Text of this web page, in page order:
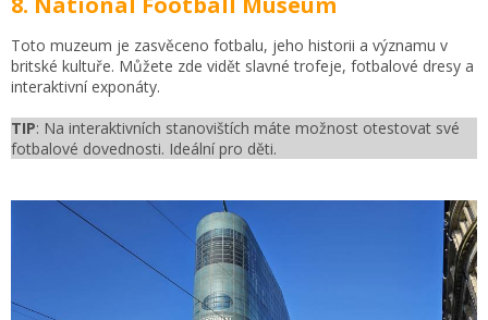
Toto muzeum je zasvěceno fotbalu, jeho historii a významu v
britské kultuře. Můžete zde vidět slavné trofeje, fotbalové dresy a
interaktivní exponáty.
TIP: Na interaktivních stanovištích máte možnost otestovat své
fotbalové dovednosti. Ideální pro děti.